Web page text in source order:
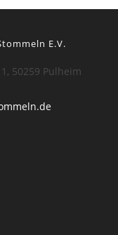
E.V.
50259 Pulheim